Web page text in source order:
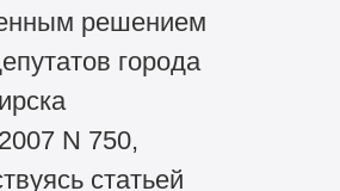
решением
города
N 750,
статьей